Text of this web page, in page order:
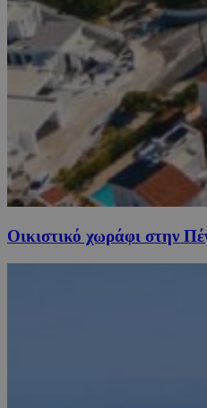
Οικιστικό χωράφι στην